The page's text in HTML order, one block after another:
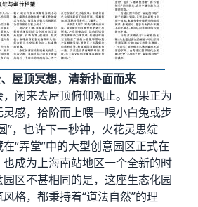
屋顶冥想，清新扑面而来
闲来去屋顶俯仰观止。如果正为
感，拾阶而上喂一喂小白兔或步
”，也许下一秒钟，火花灵思绽
“弄堂”中的大型创意园区正式在
成为上海南站地区一个全新的时
区不甚相同的是，这座生态化园
格，都秉持着“道法自然”的理